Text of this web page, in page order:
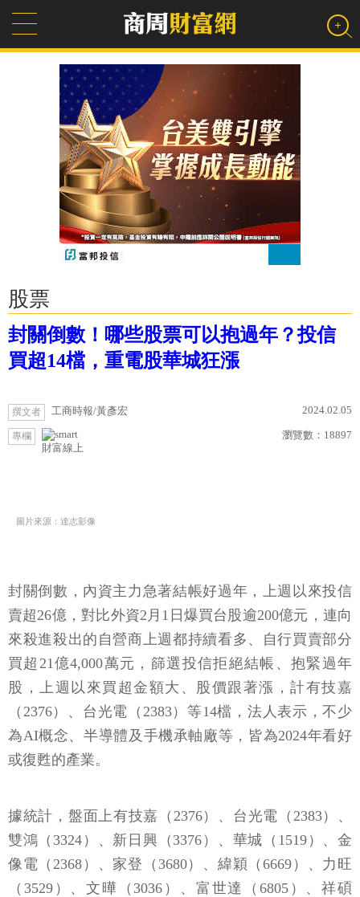
股票
封關倒數！哪些股票可以抱過年？投信
買超14檔，重電股華城狂漲
撰文者 工商時報/黃彥宏 2024.02.05
專欄
財富線上
瀏覽數： 18897
圖片來源：達志影像
封關倒數，內資主力急著結帳好過年，上週以來投信
賣超26億，對比外資2月1日爆買台股逾200億元，連向
來殺進殺出的自營商上週都持續看多、自行買賣部分
買超21億4,000萬元，篩選投信拒絕結帳、抱緊過年
股，上週以來買超金額大、股價跟著漲，計有技嘉
（2376）、台光電（2383）等14檔，法人表示，不少
為AI概念、半導體及手機承軸廠等，皆為2024年看好
或復甦的產業。
據統計，盤面上有技嘉（2376）、台光電（2383）、
雙鴻（3324）、新日興（3376）、華城（1519）、金
像電（2368）、家登（3680）、緯穎（6669）、力旺
（3529）、文曄（3036）、富世達（6805）、祥碩